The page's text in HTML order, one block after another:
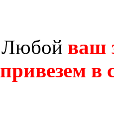
Любой ваш
привезем в